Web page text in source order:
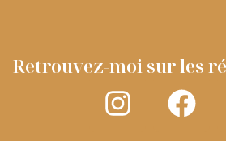
Retrouvez-moi sur les